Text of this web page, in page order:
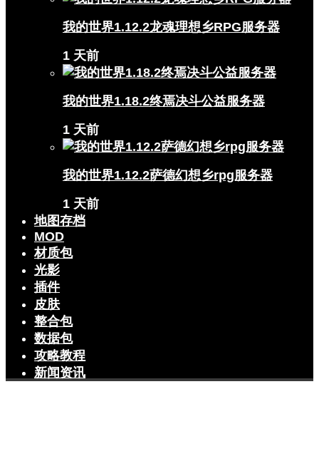
我的世界1.12.2龙魂理想乡RPG服务器
1 天前
我的世界1.18.2终焉决斗公益服务器
1 天前
我的世界1.12.2萨德幻想乡rpg服务器
1 天前
地图存档
MOD
材质包
光影
插件
皮肤
整合包
数据包
攻略教程
新闻资讯